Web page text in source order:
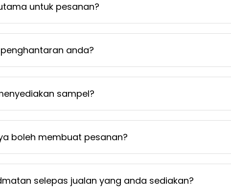
untuk pesanan?
anda?
sampel?
boleh membuat pesanan?
selepas jualan yang anda sediakan?